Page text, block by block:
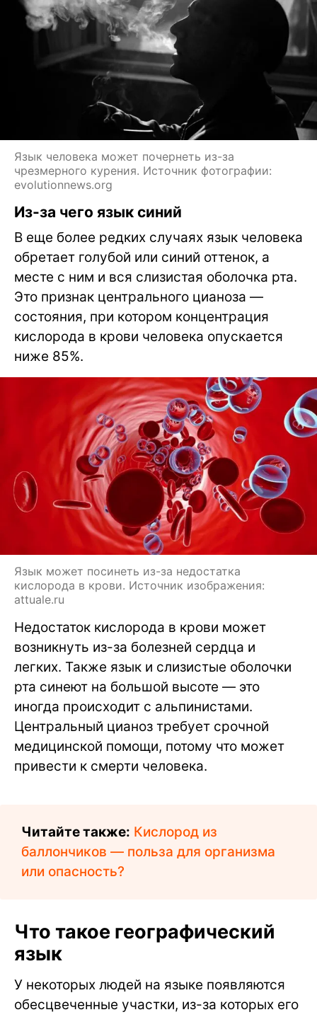
Язык человека может почернеть из-за
чрезмерного курения. Источник фотографии:
evolutionnews.org
Из-за чего язык синий
В еще более редких случаях язык человека
обретает голубой или синий оттенок, а
месте с ним и вся слизистая оболочка рта.
Это признак центрального цианоза —
состояния, при котором концентрация
кислорода в крови человека опускается
ниже 85%.
Язык может посинеть из-за недостатка
кислорода в крови. Источник изображения:
attuale.ru
Недостаток кислорода в крови может
возникнуть из-за болезней сердца и
легких. Также язык и слизистые оболочки
рта синеют на большой высоте — это
иногда происходит с альпинистами.
Центральный цианоз требует срочной
медицинской помощи, потому что может
привести к смерти человека.
Читайте также: Кислород из
баллончиков — польза для организма
или опасность?
Что такое географический
язык
У некоторых людей на языке появляются
обесцвеченные участки, из-за которых его